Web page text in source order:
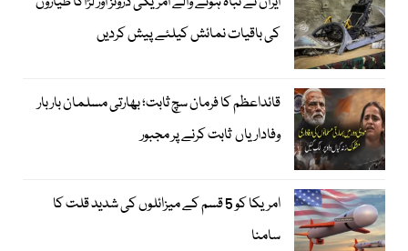
کی باقیات نمائش کیلئے پیش کردیں
قائداعظم کا فرمان سچ ثابت؛ بھارتی مسلمان بار بار
وفاداریاں ثابت کرنے پر مجبور
امریکا کو 5 قسم کے میزائلوں کی شدید قلت کا
سامنا